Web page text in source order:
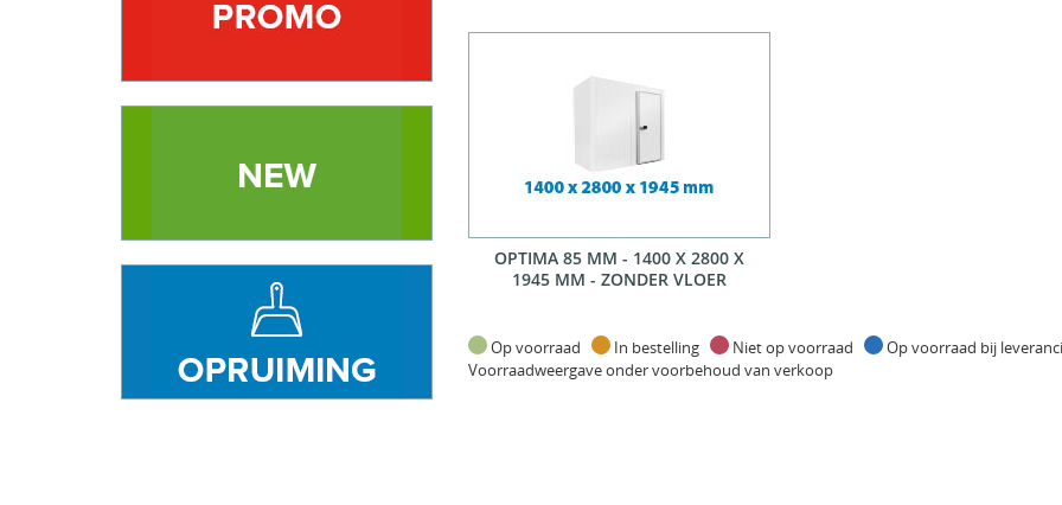
OPTIMA 85 MM - 1400 X 2800 X
1945 MM - ZONDER VLOER
Op voorraad In bestelling Niet op voorraad
Op voorraad bij
Voorraadweergave onder voorbehoud van verkoop